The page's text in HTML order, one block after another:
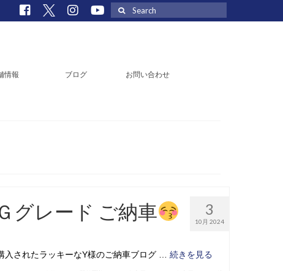
Search
for:
情報 ブログ お問い合わせ
3
10月 2024
グレード ご納車
入されたラッキーなY様のご納車ブログ …続きを見る